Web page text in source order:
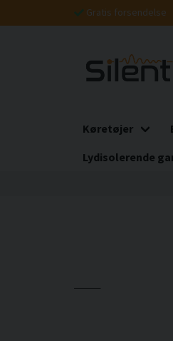
Gratis forsendelse
Køretøjer
Lydisolerende